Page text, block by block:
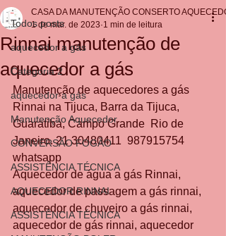
Todos posts
aquecedor a gás
Categoria 2
aquecedor a gás
Manutenção Aquecedor
CONVERSÃO FOGÃO
ASSISTÊNCIA TÉCNICA
AQUECEDOR RINNAI
ASSISTÊNCIA TÉCNICA
Rinnai manutenção de
aquecedor a gás
CASA DA MANUTENÇÃO CONSERTO
1 de mar. de 2023 1 min de leitura
Manutenção de aquecedores a gás
Rinnai na Tijuca, Barra da Tijuca,
Guaratiba, Campo Grande  Rio de
Janeiro. 21 30480411  987915754
whatsapp
Aquecedor de água a gás Rinnai,
aquecedor de passagem a gás rinnai,
aquecedor de chuveiro a gás rinnai,
aquecedor de gás rinnai, aquecedor